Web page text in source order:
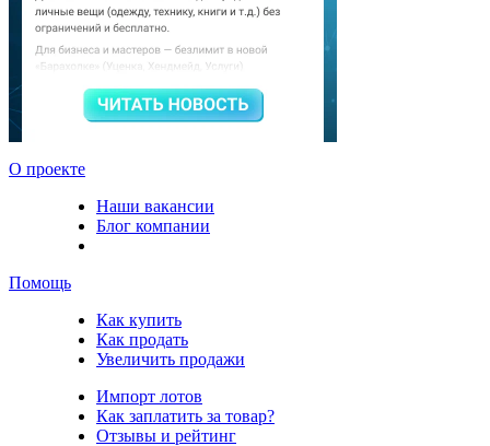
О проекте
Наши вакансии
Блог компании
Помощь
Как купить
Как продать
Увеличить продажи
Импорт лотов
Как заплатить за товар?
Отзывы и рейтинг